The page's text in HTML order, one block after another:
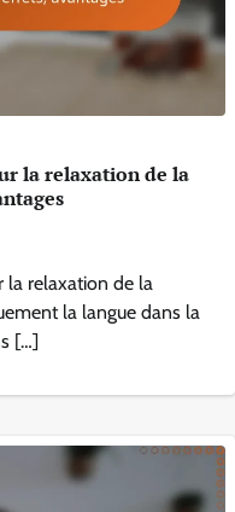
la relaxation de la
la relaxation de la
la langue dans la
[…]